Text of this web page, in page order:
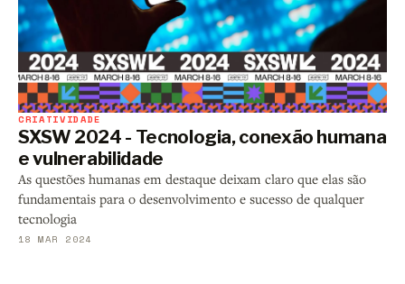
CRIATIVIDADE
SXSW 2024 - Tecnologia, conexão humana
e vulnerabilidade
As questões humanas em destaque deixam claro que elas são
fundamentais para o desenvolvimento e sucesso de qualquer
tecnologia
18 MAR 2024